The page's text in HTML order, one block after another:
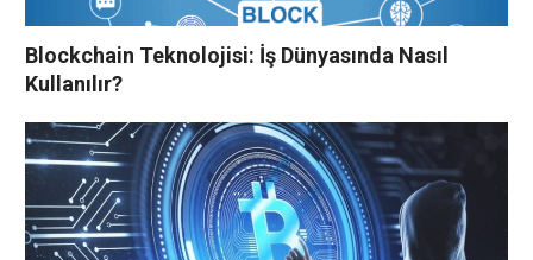
Blockchain Teknolojisi: İş Dünyasında Nasıl
Kullanılır?